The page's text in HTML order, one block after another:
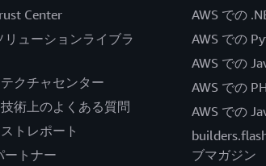
Center
リューションライブラ
クチャセンター
術上のよくある質問
トレポート
ートナー
AWS での
AWS での
AWS での
AWS での
AWS での
ブマガジン